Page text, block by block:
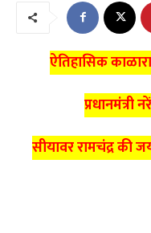
ऐतिहासिक
प्रधानमंत्री
सीयावर रामचंद्र की